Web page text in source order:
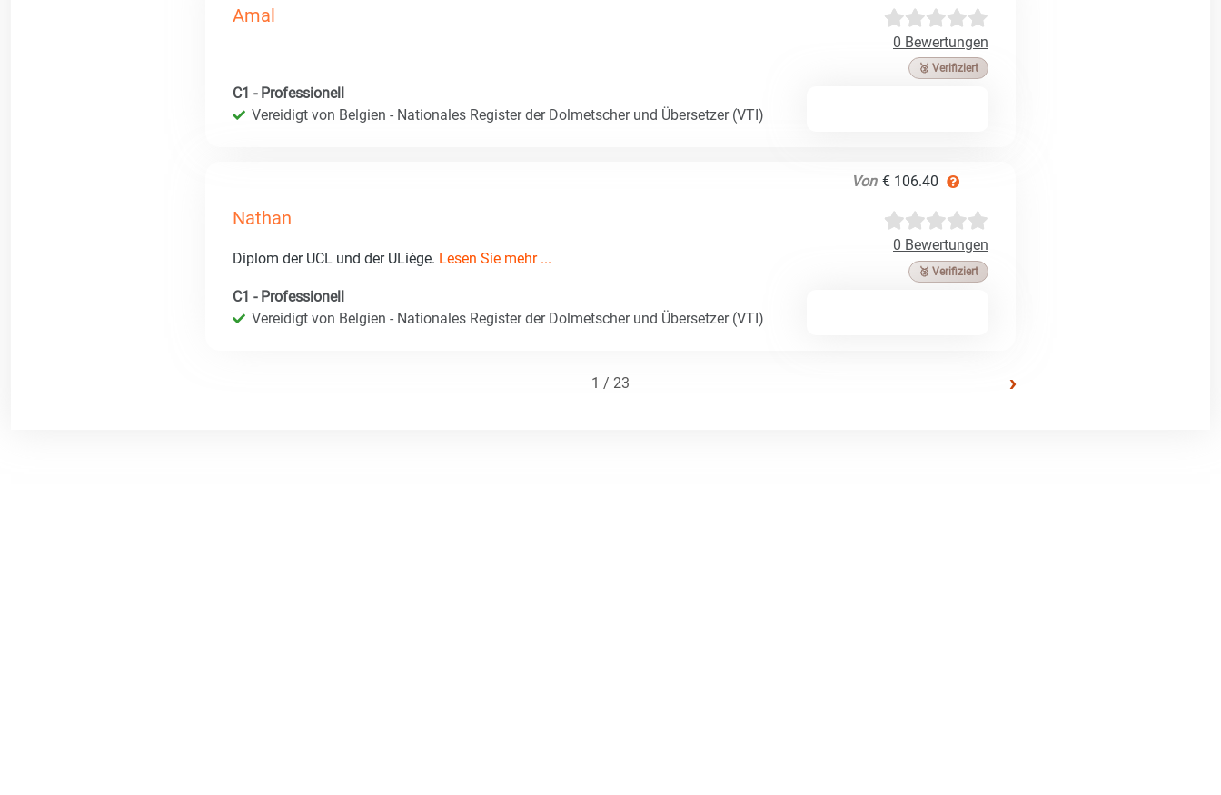
Amal
0 Bewertungen
🥉 Verifiziert
C1 - Professionell
Vereidigt von Belgien - Nationales Register der Dolmetscher und Übersetzer (VTI)
Von € 106.40
Nathan
0 Bewertungen
🥉 Verifiziert
Diplom der UCL und der ULiège. Lesen Sie mehr ...
C1 - Professionell
Vereidigt von Belgien - Nationales Register der Dolmetscher und Übersetzer (VTI)
1 / 23 ›